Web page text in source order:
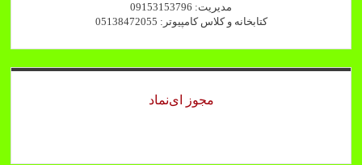
مدیریت: 09153153796
کتابخانه و کلاس کامپیوتر: 05138472055
مجوز ای‌نماد